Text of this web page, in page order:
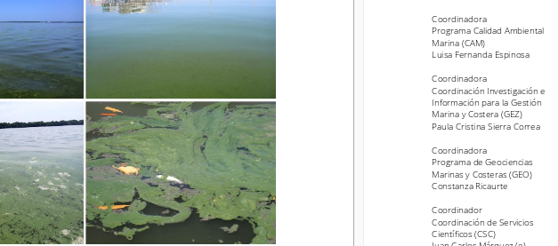
Marta, 07 Marzo de
Programa Calidad Ambiental
Marina (CAM)
Luisa Fernanda Espinosa
Coordinación Investigación e
Información para la Gestión
Marina y Costera (GEZ)
Paula Cristina Sierra Correa
Coordinadora
Marinas y Costeras (GEO)
Constanza Ricaurte
Coordinador
Científicos (CSC)
Juan Carlos Márquez (e).
Coordinadora
Programa Calidad Ambiental
Marina (CAM)
Luisa Fernanda Espinosa
Coordinadora
Coordinación Investigación e
Información para la Gestión
Marina y Costera (GEZ)
Paula Cristina Sierra Correa
Coordinadora
Programa de Geociencias
Marinas y Costeras (GEO)
Constanza Ricaurte
Coordinador
Coordinación de Servicios
Científicos (CSC)